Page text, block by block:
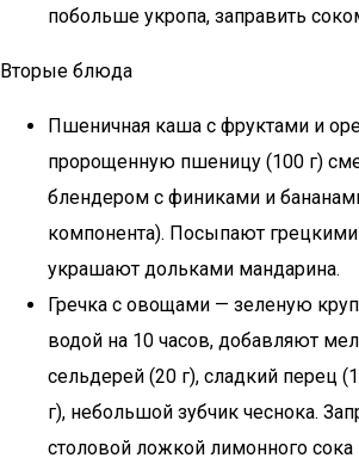
побольше укропа, заправить
Вторые блюда
Пшеничная каша с фруктами и
пророщенную пшеницу (100 г)
блендером с финиками и
компонента). Посыпают
украшают дольками мандарина.
Гречка с овощами — зеленую
водой на 10 часов, добавляют
сельдерей (20 г), сладкий перец
г), небольшой зубчик чеснока.
столовой ложкой лимонного сока